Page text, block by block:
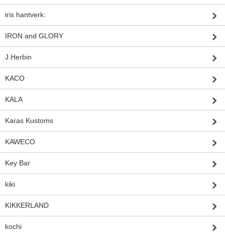
iris hantverk:
IRON and GLORY
J.Herbin
KACO
KALA
Karas Kustoms
KAWECO
Key Bar
kiki
KIKKERLAND
kochi